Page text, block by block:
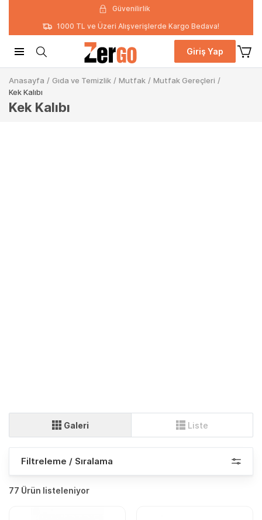
Güvenilirlik
1000 TL ve Üzeri Alışverişlerde Kargo Bedava!
Giriş Yap
Anasayfa / Gıda ve Temizlik / Mutfak / Mutfak Gereçleri /
Kek Kalıbı
Kek Kalıbı
Galeri Liste
Filtreleme / Sıralama
77 Ürün listeleniyor